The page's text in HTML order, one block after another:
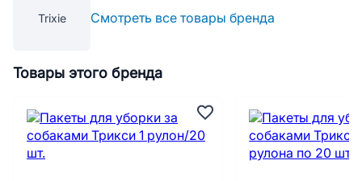
Trixie Смотреть все товары бренда
Товары этого бренда